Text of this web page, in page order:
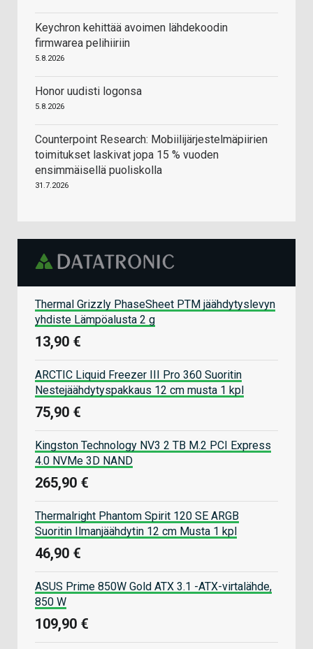
Keychron kehittää avoimen lähdekoodin
firmwarea pelihiiriin
5.8.2026
Honor uudisti logonsa
5.8.2026
Counterpoint Research: Mobiilijärjestelmäpiirien
toimitukset laskivat jopa 15 % vuoden
ensimmäisellä puoliskolla
31.7.2026
Thermal Grizzly PhaseSheet PTM jäähdytyslevyn
yhdiste Lämpöalusta 2 g
13,90 €
ARCTIC Liquid Freezer III Pro 360 Suoritin
Nestejäähdytyspakkaus 12 cm musta 1 kpl
75,90 €
Kingston Technology NV3 2 TB M.2 PCI Express
4.0 NVMe 3D NAND
265,90 €
Thermalright Phantom Spirit 120 SE ARGB
Suoritin Ilmanjäähdytin 12 cm Musta 1 kpl
46,90 €
ASUS Prime 850W Gold ATX 3.1 -ATX-virtalähde,
850 W
109,90 €